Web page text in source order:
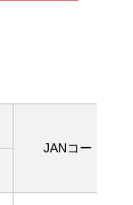
JANコード